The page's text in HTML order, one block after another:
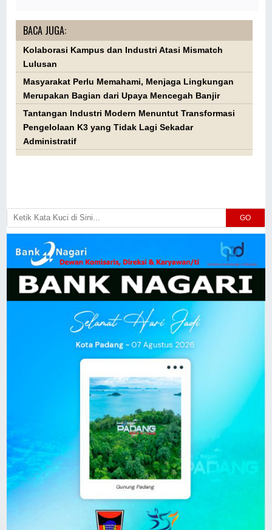
BACA JUGA:
Kolaborasi Kampus dan Industri Atasi Mismatch
Lulusan
Masyarakat Perlu Memahami, Menjaga Lingkungan
Merupakan Bagian dari Upaya Mencegah Banjir
Tantangan Industri Modern Menuntut Transformasi
Pengelolaan K3 yang Tidak Lagi Sekadar
Administratif
GO